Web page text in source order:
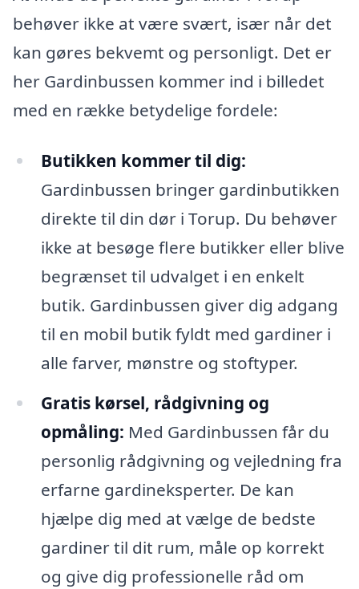
behøver ikke at være svært, især når det
kan gøres bekvemt og personligt. Det er
her Gardinbussen kommer ind i billedet
med en række betydelige fordele:
Butikken kommer til dig:
Gardinbussen bringer gardinbutikken
direkte til din dør i Torup. Du behøver
ikke at besøge flere butikker eller blive
begrænset til udvalget i en enkelt
butik. Gardinbussen giver dig adgang
til en mobil butik fyldt med gardiner i
alle farver, mønstre og stoftyper.
Gratis kørsel, rådgivning og
opmåling: Med Gardinbussen får du
personlig rådgivning og vejledning fra
erfarne gardineksperter. De kan
hjælpe dig med at vælge de bedste
gardiner til dit rum, måle op korrekt
og give dig professionelle råd om